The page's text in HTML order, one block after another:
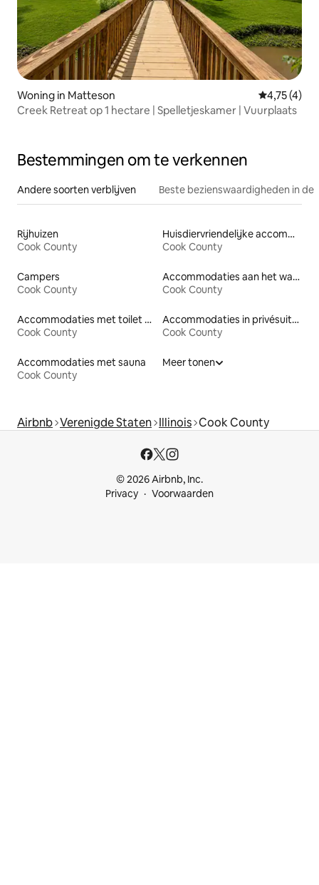
Woning in Matteson
4,75 (4)
Creek Retreat op 1 hectare | Spelletjeskamer | Vuurplaats
Bestemmingen om te verkennen
Andere soorten verblijven Beste bezienswaardigheden in de
Rijhuizen
Cook County
Huisdiervriendelijke accommodaties
Cook County
Campers
Cook County
Accommodaties aan het water
Cook County
Accommodaties met toilet op toegankelijke hoogte
Cook County
Accommodaties in privésuites
Cook County
Accommodaties met sauna
Cook County
Meer tonen
Airbnb Verenigde Staten Illinois Cook County
© 2026 Airbnb, Inc.
Privacy
Voorwaarden